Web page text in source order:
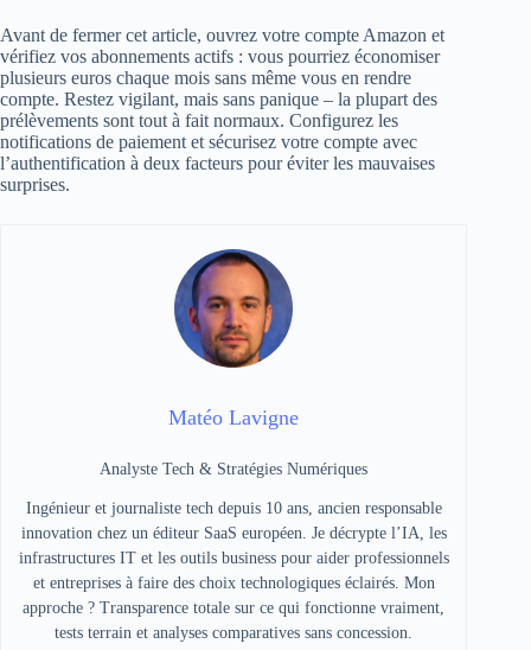
Avant de fermer cet article, ouvrez votre compte Amazon et
vérifiez vos abonnements actifs : vous pourriez économiser
plusieurs euros chaque mois sans même vous en rendre
compte. Restez vigilant, mais sans panique – la plupart des
prélèvements sont tout à fait normaux. Configurez les
notifications de paiement et sécurisez votre compte avec
l’authentification à deux facteurs pour éviter les mauvaises
surprises.
Matéo Lavigne
Analyste Tech & Stratégies Numériques
Ingénieur et journaliste tech depuis 10 ans, ancien responsable
innovation chez un éditeur SaaS européen. Je décrypte l’IA, les
infrastructures IT et les outils business pour aider professionnels
et entreprises à faire des choix technologiques éclairés. Mon
approche ? Transparence totale sur ce qui fonctionne vraiment,
tests terrain et analyses comparatives sans concession.